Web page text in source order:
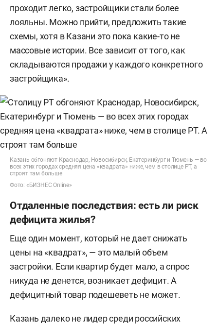
проходит легко, застройщики стали более
лояльны. Можно прийти, предложить такие
схемы, хотя в Казани это пока какие-то не
массовые истории. Все зависит от того, как
складываются продажи у каждого конкретного
застройщика».
Казань обгоняют Краснодар, Новосибирск, Екатеринбург и Тюмень — во
всех этих городах средняя цена «квадрата» ниже, чем в столице РТ, а
строят там больше
Фото: «БИЗНЕС Online»
Отдаленные последствия: есть ли риск
дефицита жилья?
Еще один момент, который не дает снижать
цены на «квадрат», — это малый объем
застройки. Если квартир будет мало, а спрос
никуда не денется, возникает дефицит. А
дефицитный товар подешеветь не может.
Казань далеконе лидерсреди российских